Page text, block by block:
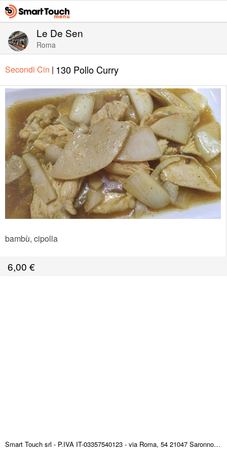
Le De Sen
Roma
Secondi Cin | 130 Pollo Curry
bambù, cipolla
6,00 €
Smart Touch srl - P.IVA IT-03357540123 - via Roma, 54 21047 Saronno (VA) ITALY